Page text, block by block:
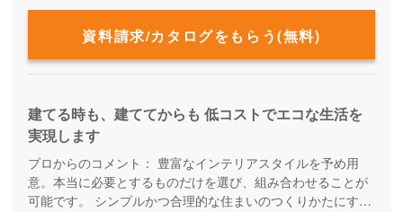
資料請求/カタログをもらう(無料)
建てる時も、建ててからも 低コストでエコな生活を
実現します
プロからのコメント： 豊富なインテリアスタイルを予め用
意。本当に必要とするものだけを選び、組み合わせることが
可能です。 シンプルかつ合理的な住まいのつくりかたにする